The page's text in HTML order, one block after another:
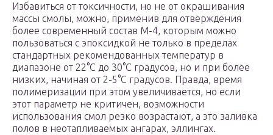
Избавиться от токсичности, но не от окрашивания
массы смолы, можно, применив для отверждения
более современный состав М-4, которым можно
пользоваться с эпоксидкой не только в пределах
стандартных рекомендованных температур в
диапазоне от 22°C до 30°C градусов, но и при более
низких, начиная от 2-5°C градусов. Правда, время
полимеризации при этом увеличивается, но если
этот параметр не критичен, возможности
использования смол резко возрастают, а это заливка
полов в неотапливаемых ангарах, эллингах.